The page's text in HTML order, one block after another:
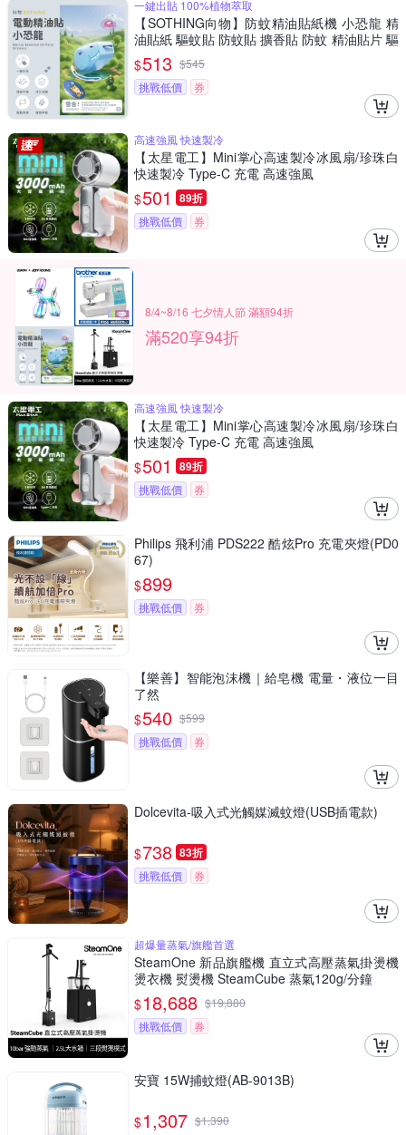
一鍵出貼 100%植物萃取
【SOTHING向物】防蚊精油貼紙機 小恐龍 精
油貼紙 驅蚊貼 防蚊貼 擴香貼 防蚊 精油貼片 驅
蚊貼片 植物精油貼 小黑蚊
$513 $545
挑戰低價
券
高速強風 快速製冷
【太星電工】Mini掌心高速製冷冰風扇/珍珠白
快速製冷 Type-C 充電 高速強風
$501 89折
挑戰低價 券
8/4~8/16 七夕情人節 滿額94折
滿520享94折
高速強風 快速製冷
【太星電工】Mini掌心高速製冷冰風扇/珍珠白
快速製冷 Type-C 充電 高速強風
$501 89折
挑戰低價 券
Philips 飛利浦 PDS222 酷炫Pro 充電夾燈(PD0
67)
$899
挑戰低價 券
【樂善】智能泡沫機｜給皂機 電量・液位一目
了然
$540 $599
挑戰低價
券
Dolcevita-吸入式光觸媒滅蚊燈(USB插電款)
$738 83折
挑戰低價 券
超爆量蒸氣/旗艦首選
SteamOne 新品旗艦機 直立式高壓蒸氣掛燙機
燙衣機 熨燙機 SteamCube 蒸氣120g/分鐘
$18,688 $19,880
挑戰低價
券
安寶 15W捕蚊燈(AB-9013B)
$1,307 $1,390